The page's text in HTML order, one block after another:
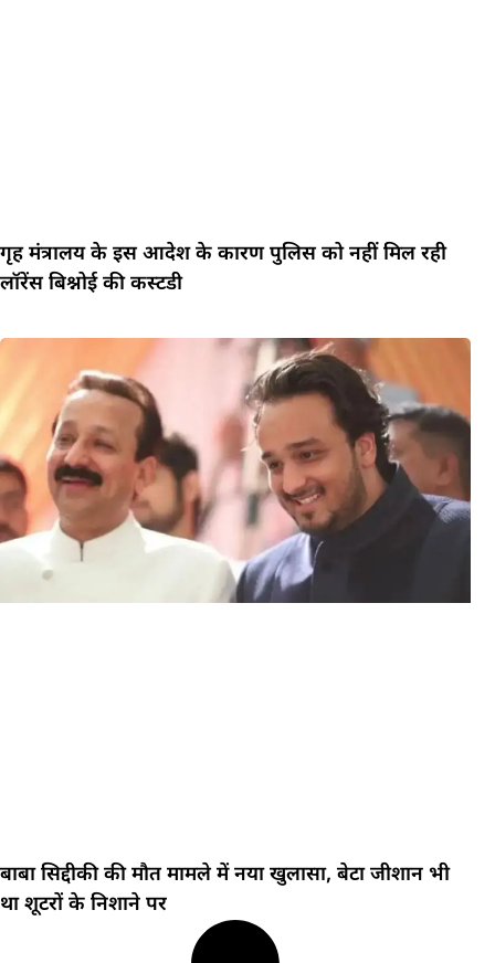
गृह मंत्रालय के इस आदेश के कारण पुलिस को नहीं मिल रही
लॉरेंस बिश्नोई की कस्टडी
बाबा सिद्दीकी की मौत मामले में नया खुलासा, बेटा जीशान भी
था शूटरों के निशाने पर